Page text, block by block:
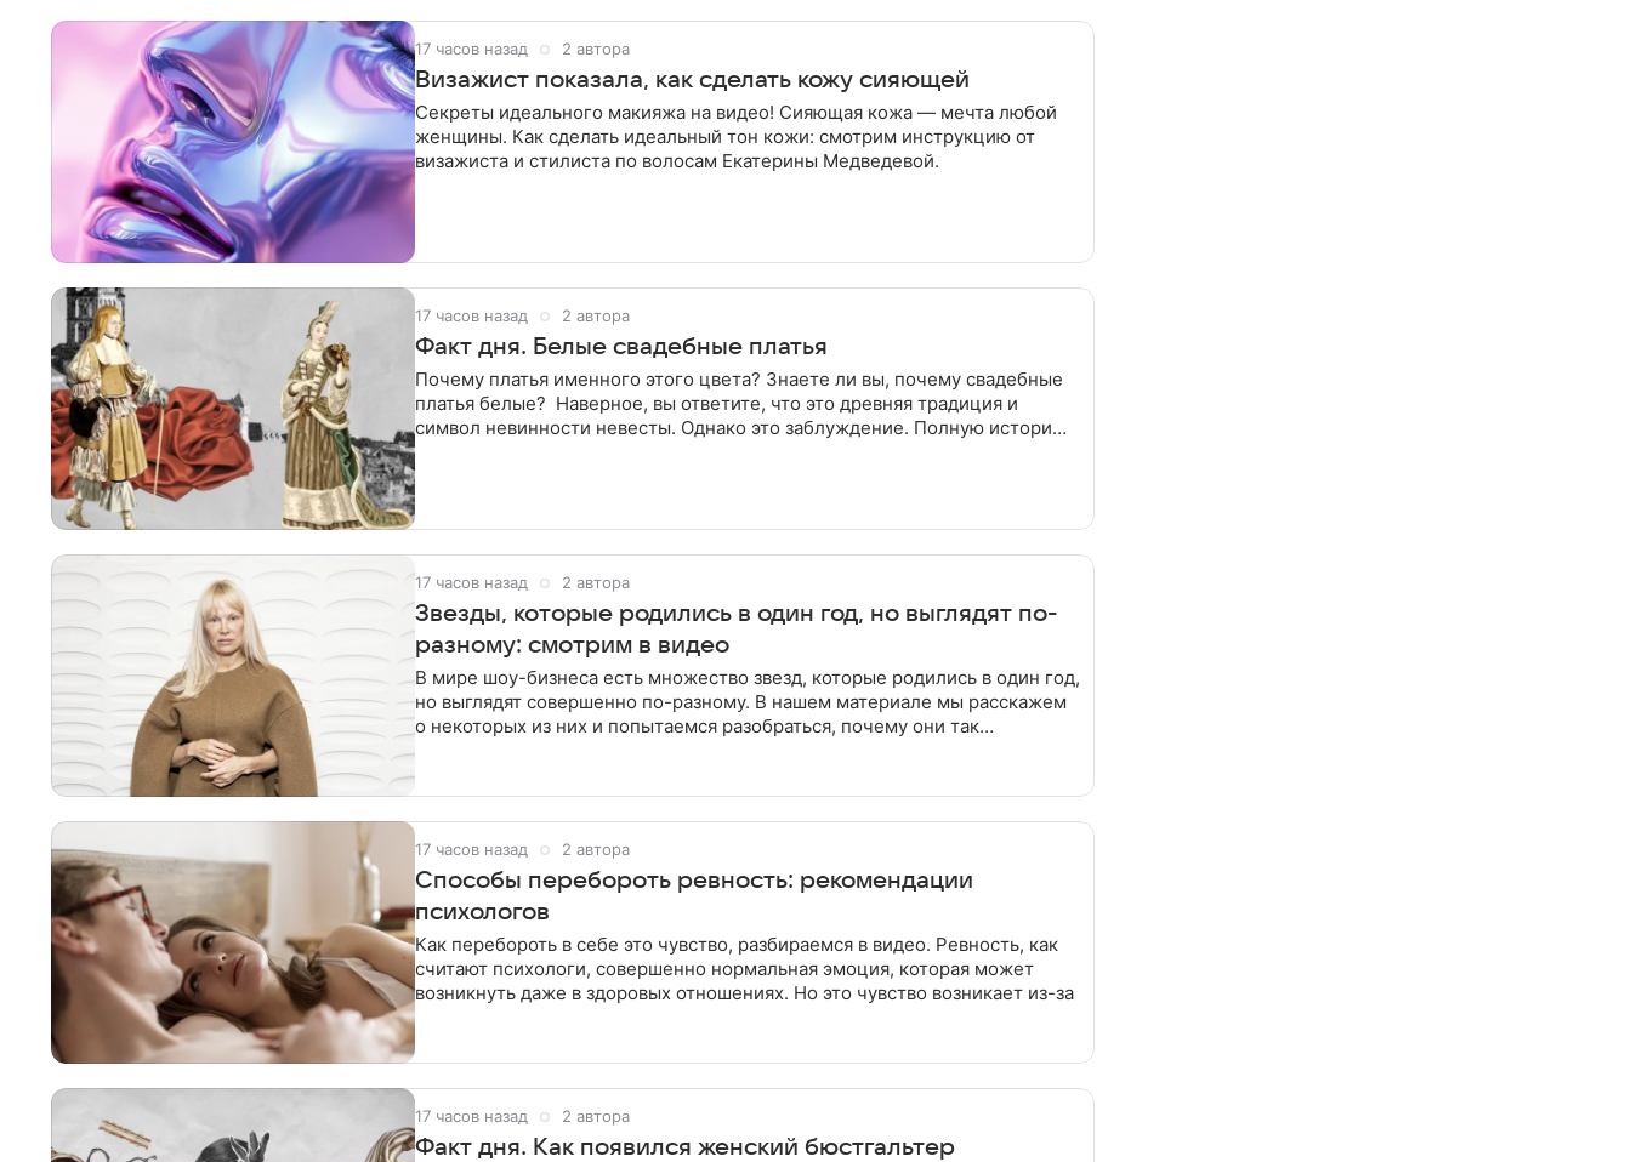
17 часов назад 2 автора
Визажист показала, как сделать кожу сияющей
Секреты идеального макияжа на видео! Сияющая кожа — мечта любой
женщины. Как сделать идеальный тон кожи: смотрим инструкцию от
визажиста и стилиста по волосам Екатерины Медведевой.
17 часов назад 2 автора
Факт дня. Белые свадебные платья
Почему платья именного этого цвета? Знаете ли вы, почему свадебные
платья белые? Наверное, вы ответите, что это древняя традиция и
символ невинности невесты. Однако это заблуждение. Полную историю
17 часов назад 2 автора
Звезды, которые родились в один год, но выглядят по-
разному: смотрим в видео
В мире шоу-бизнеса есть множество звезд, которые родились в один год,
но выглядят совершенно по-разному. В нашем материале мы расскажем
о некоторых из них и попытаемся разобраться, почему они так
17 часов назад 2 автора
Способы перебороть ревность: рекомендации
психологов
Как перебороть в себе это чувство, разбираемся в видео. Ревность, как
считают психологи, совершенно нормальная эмоция, которая может
возникнуть даже в здоровых отношениях. Но это чувство возникает из-за
17 часов назад 2 автора
Факт дня. Как появился женский бюстгальтер